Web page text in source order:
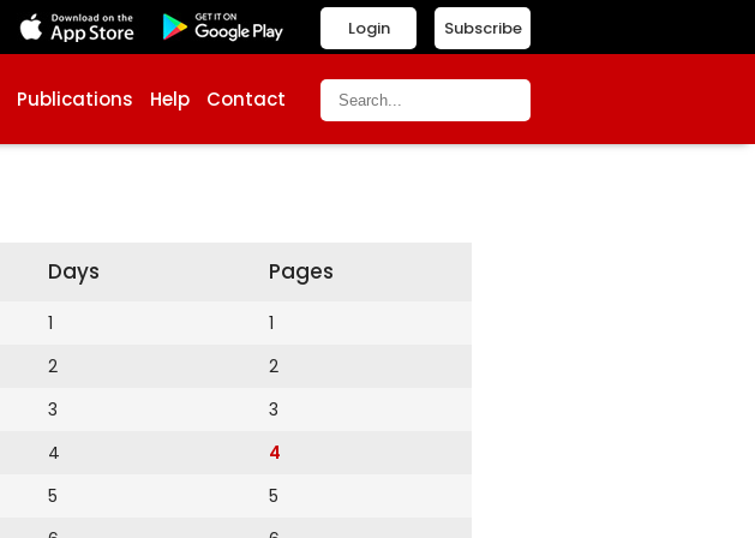
Subscribe
Login
Publications Help Contact
Days
1
2
3
4
5
Pages
1
2
3
4
5